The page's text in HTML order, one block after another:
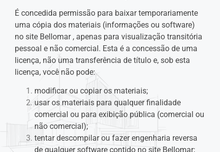
É concedida permissão para baixar temporariamente
uma cópia dos materiais (informações ou software)
no site Bellomar , apenas para visualização transitória
pessoal e não comercial. Esta é a concessão de uma
licença, não uma transferência de título e, sob esta
licença, você não pode:
modificar ou copiar os materiais;
usar os materiais para qualquer finalidade
comercial ou para exibição pública (comercial ou
não comercial);
tentar descompilar ou fazer engenharia reversa
de qualquer software contido no site Bellomar;